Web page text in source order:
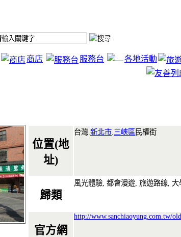
商店 服務台 各地活動
位置(地
址)
台灣. 新北市 三峽區民權街
歸類
風光體驗, 都會漫遊, 旅遊路線,
官方網
http://www.sanchiaoyung.com.tw/